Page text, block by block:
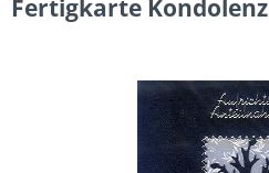
Fertigkarte Kondolenz